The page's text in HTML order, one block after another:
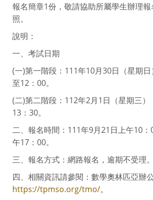
報名簡章1份，敬請協助所屬學生辦理
照。
說明：
一、考試日期
(一)第一階段：111年10月30日（星期
至12：00。
(二)第二階段：112年2月1日（星期三）
13：30。
二、報名時間：111年9月21日上午10
午17：00。
三、報名方式：網路報名，逾期不受理。
四、相關資訊請參閱：數學奧林匹亞辦
https://tpmso.org/tmo/。